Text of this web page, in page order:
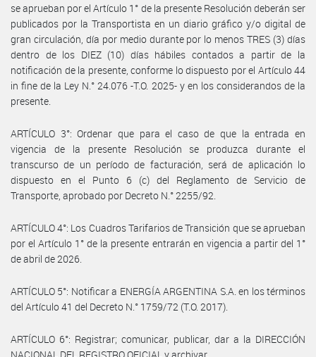
se aprueban por el Artículo 1° de la presente Resolución deberán ser
publicados por la Transportista en un diario gráfico y/o digital de
gran circulación, día por medio durante por lo menos TRES (3) días
dentro de los DIEZ (10) días hábiles contados a partir de la
notificación de la presente, conforme lo dispuesto por el Artículo 44
in fine de la Ley N.° 24.076 -T.O. 2025- y en los considerandos de la
presente.
ARTÍCULO 3°: Ordenar que para el caso de que la entrada en
vigencia de la presente Resolución se produzca durante el
transcurso de un período de facturación, será de aplicación lo
dispuesto en el Punto 6 (c) del Reglamento de Servicio de
Transporte, aprobado por Decreto N.° 2255/92.
ARTÍCULO 4°: Los Cuadros Tarifarios de Transición que se aprueban
por el Artículo 1° de la presente entrarán en vigencia a partir del 1°
de abril de 2026.
ARTÍCULO 5°: Notificar a ENERGÍA ARGENTINA S.A. en los términos
del Artículo 41 del Decreto N.° 1759/72 (T.O. 2017).
ARTÍCULO 6°: Registrar; comunicar, publicar, dar a la DIRECCIÓN
NACIONAL DEL REGISTRO OFICIAL y archivar.